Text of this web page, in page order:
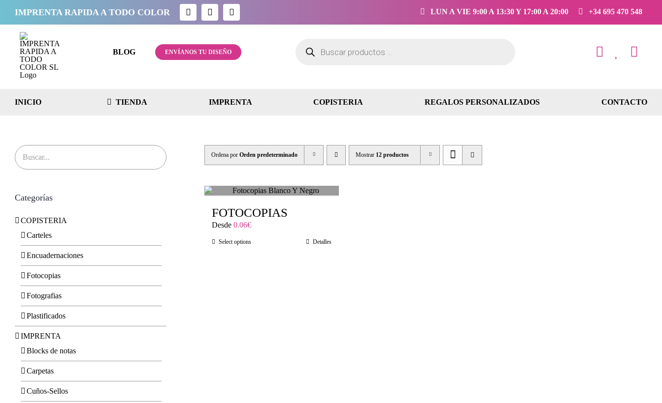
contenido
IMPRENTA RAPIDA A TODO COLOR LUN A VIE 9:00 A 13:30 Y 17:00 A 20:00 +34 695 470 548
BLOG ENVÍANOS TU DISEÑO
productos
INICIO TIENDA IMPRENTA COPISTERIA REGALOS PERSONALIZADOS CONTACTO
Ordena porOrden predeterminado Mostrar 12 productos
FOTOCOPIAS
Desde0.06€
Select options Detalles
Categorías
COPISTERIA
Carteles
Encuadernaciones
Fotocopias
Fotografias
Plastificados
IMPRENTA
Blocks de notas
Carpetas
Cuños-Sellos